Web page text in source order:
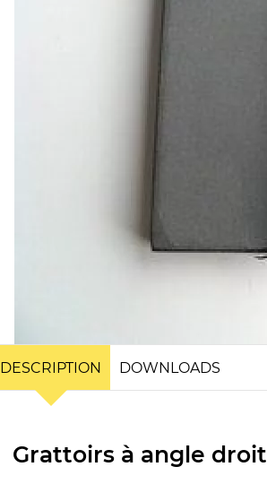
DESCRIPTION DOWNLOADS
Grattoirs à angle droit